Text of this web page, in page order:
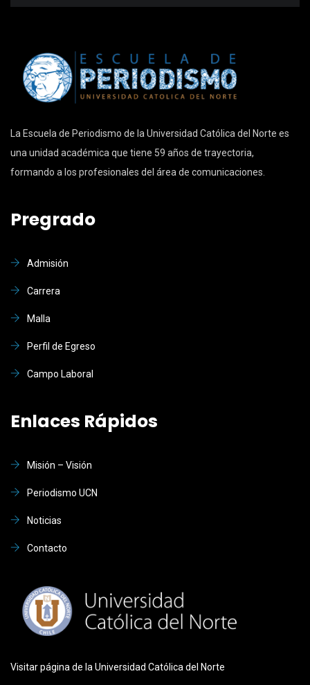
La Escuela de Periodismo de la Universidad Católica del Norte es
una unidad académica que tiene 59 años de trayectoria,
formando a los profesionales del área de comunicaciones.
Pregrado
Admisión
Carrera
Malla
Perfil de Egreso
Campo Laboral
Enlaces Rápidos
Misión – Visión
Periodismo UCN
Noticias
Contacto
Visitar página de la Universidad Católica del Norte